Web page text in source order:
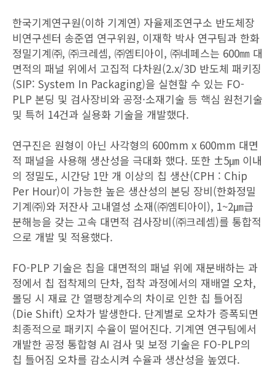
한국기계연구원(이하 기계연) 자율제조연구소 반도체장
비연구센터 송준엽 연구위원, 이재학 박사 연구팀과 한화
정밀기계㈜, ㈜크레셈, ㈜엠티아이, ㈜네페스는 600㎜ 대
면적의 패널 위에서 고집적 다차원(2.x/3D 반도체 패키징
(SIP: System In Packaging)을 실현할 수 있는 FO-
PLP 본딩 및 검사장비와 공정·소재기술 등 핵심 원천기술
및 특허 14건과 실용화 기술을 개발했다.
연구진은 원형이 아닌 사각형의 600mm x 600mm 대면
적 패널을 사용해 생산성을 극대화 했다. 또한 ±5㎛ 이내
의 정밀도, 시간당 1만 개 이상의 칩 생산(CPH : Chip
Per Hour)이 가능한 높은 생산성의 본딩 장비(한화정밀
기계㈜)와 저잔사 고내열성 소재(㈜엠티아이), 1~2㎛급
분해능을 갖는 고속 대면적 검사장비(㈜크레셈)를 통합적
으로 개발 및 적용했다.
FO-PLP 기술은 칩을 대면적의 패널 위에 재분배하는 과
정에서 칩 접착제의 단차, 접착 과정에서의 재배열 오차,
몰딩 시 재료 간 열팽창계수의 차이로 인한 칩 틀어짐
(Die Shift) 오차가 발생한다. 단계별로 오차가 증폭되면
최종적으로 패키지 수율이 떨어진다. 기계연 연구팀에서
개발한 공정 통합형 AI 검사 및 보정 기술은 FO-PLP의
칩 틀어짐 오차를 감소시켜 수율과 생산성을 높였다.